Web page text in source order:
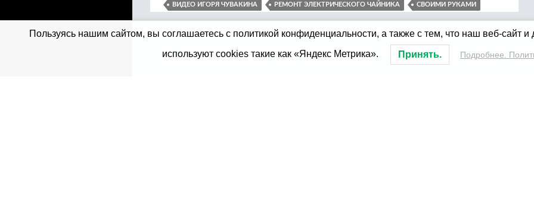
ВИДЕО ИГОРЯ ЧУВАКИНА РЕМОНТ ЭЛЕКТРИЧЕСКОГО ЧАЙНИКА СВОИМИ РУКАМИ
Пользуясь нашим сайтом, вы соглашаетесь с политикой конфиденциальности, а также с тем, что наш веб-сайт
используют cookies такие как «Яндекс Метрика». Принять. Подробнее.